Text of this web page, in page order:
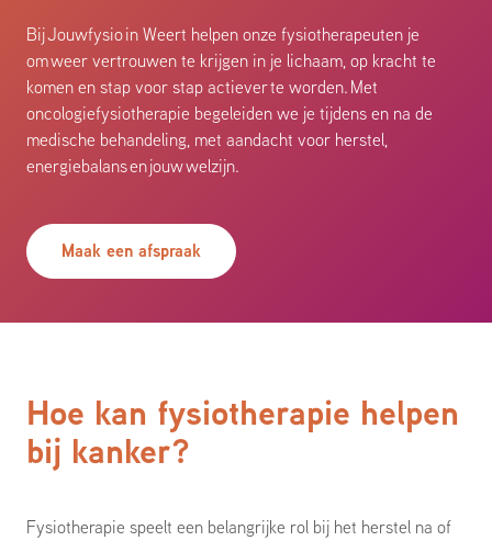
Bij Jouwfysio in Weert helpen onze fysiotherapeuten je
om weer vertrouwen te krijgen in je lichaam, op kracht te
komen en stap voor stap actiever te worden. Met
oncologiefysiotherapie begeleiden we je tijdens en na de
medische behandeling, met aandacht voor herstel,
energiebalans en jouw welzijn.
Maak een afspraak
Hoe kan fysiotherapie helpen
bij kanker?
Fysiotherapie speelt een belangrijke rol bij het herstel na of